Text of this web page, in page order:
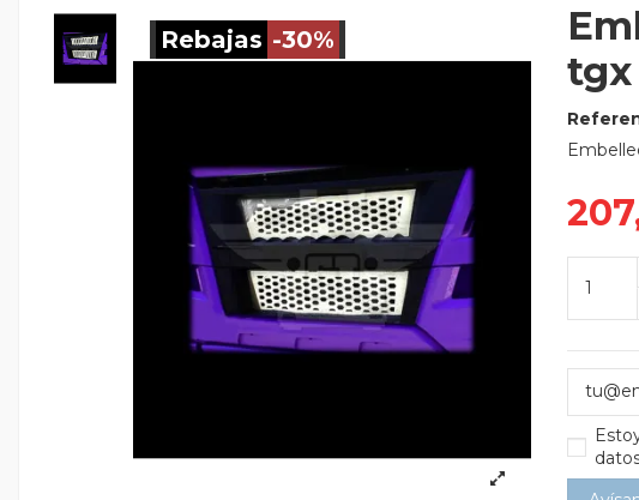
Rebajas -30%
tgx